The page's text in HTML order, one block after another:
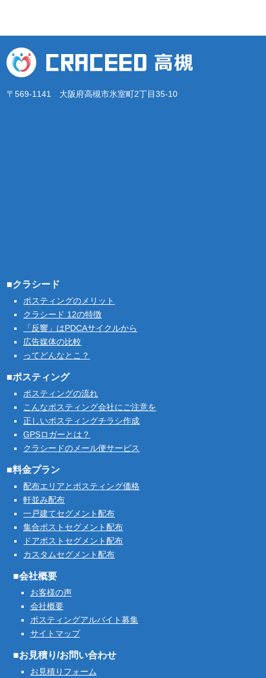
〒569-1141 大阪府高槻市氷室町2丁目35-10
■クラシード
ポスティングのメリット
クラシード 12の特徴
「反響」はPDCAサイクルから
広告媒体の比較
ってどんなとこ？
■ポスティング
ポスティングの流れ
こんなポスティング会社にご注意を
正しいポスティングチラシ作成
GPSロガーとは？
クラシードのメール便サービス
■料金プラン
配布エリアとポスティング価格
軒並み配布
一戸建てセグメント配布
集合ポストセグメント配布
ドアポストセグメント配布
カスタムセグメント配布
■会社概要
お客様の声
会社概要
ポスティングアルバイト募集
サイトマップ
■お見積り/お問い合わせ
お見積りフォーム